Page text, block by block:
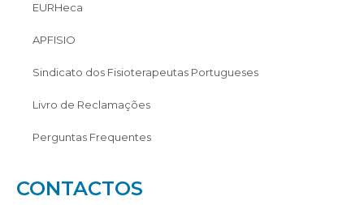
EURHeca
APFISIO
Sindicato dos Fisioterapeutas Portugueses
Livro de Reclamações
Perguntas Frequentes
CONTACTOS